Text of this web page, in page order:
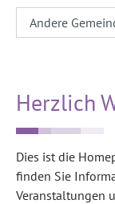
Herzlich
Dies ist die
finden Sie
Veranstaltungen